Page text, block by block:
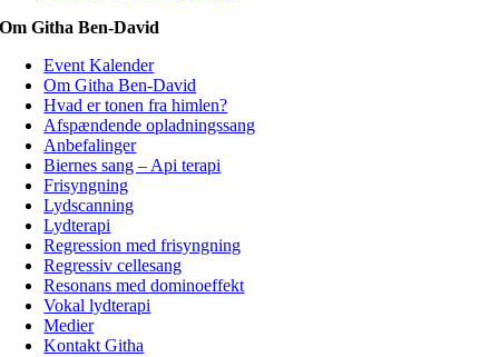
Om Githa Ben-David
Event Kalender
Om Githa Ben-David
Hvad er tonen fra himlen?
Afspændende opladningssang
Anbefalinger
Biernes sang – Api terapi
Frisyngning
Lydscanning
Lydterapi
Regression med frisyngning
Regressiv cellesang
Resonans med dominoeffekt
Vokal lydterapi
Medier
Kontakt Githa